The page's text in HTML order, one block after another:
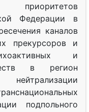
Федерации в
каналов
прекурсоров и
и
в регион
подпольного